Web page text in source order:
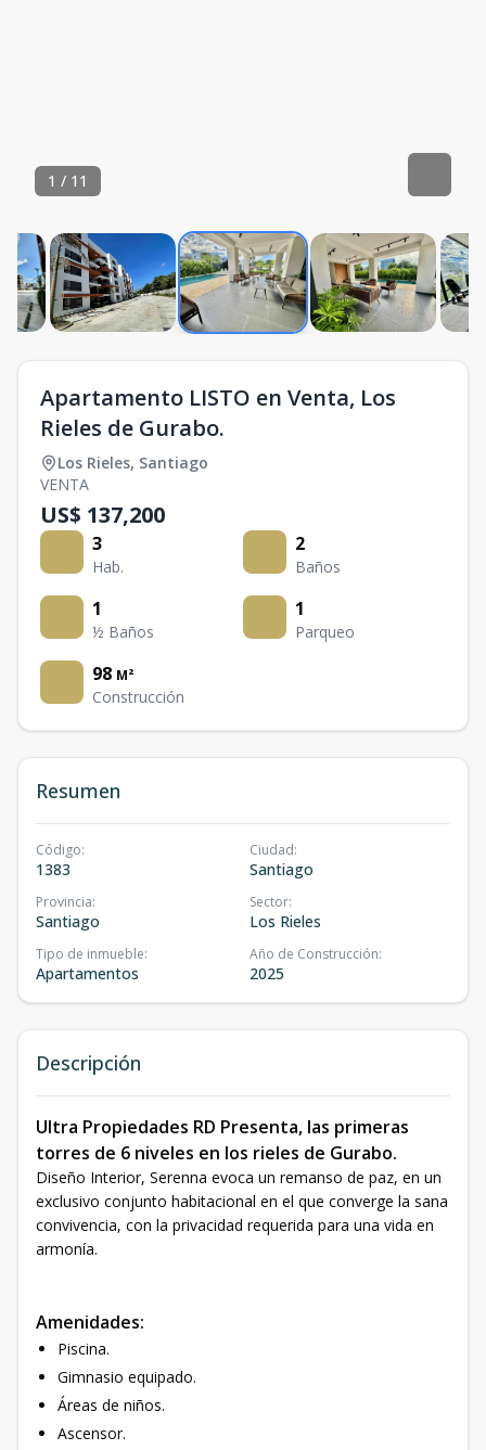
1 / 11
Apartamento LISTO en Venta, Los
Rieles de Gurabo.
Los Rieles, Santiago
VENTA
US$ 137,200
3
Hab.
2
Baños
1
½ Baños
1
Parqueo
98 M²
Construcción
Resumen
Código:
1383
Ciudad:
Santiago
Provincia:
Santiago
Sector:
Los Rieles
Tipo de inmueble:
Apartamentos
Año de Construcción:
2025
Descripción
Ultra Propiedades RD Presenta, las primeras
torres de 6 niveles en los rieles de Gurabo.
Diseño Interior, Serenna evoca un remanso de paz, en un
exclusivo conjunto habitacional en el que converge la sana
convivencia, con la privacidad requerida para una vida en
armonía.
Amenidades:
Piscina.
Gimnasio equipado.
Áreas de niños.
Ascensor.